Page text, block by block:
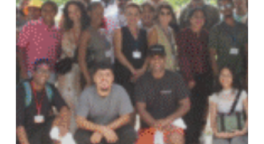
19.10.2025
Вилеамштад,
Куракао